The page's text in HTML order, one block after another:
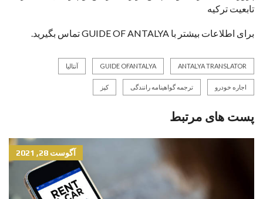
تابعیت ترکیه
برای اطلاعات بیشتر با GUIDE OF ANTALYA تماس بگیرید.
ANTALYA TRANSLATOR
GUIDE OFANTALYA آنتالیا
اجاره خودرو ترجمه گواهینامه رانندگی کپز
پست های مرتبط
آگوست 28, 2021